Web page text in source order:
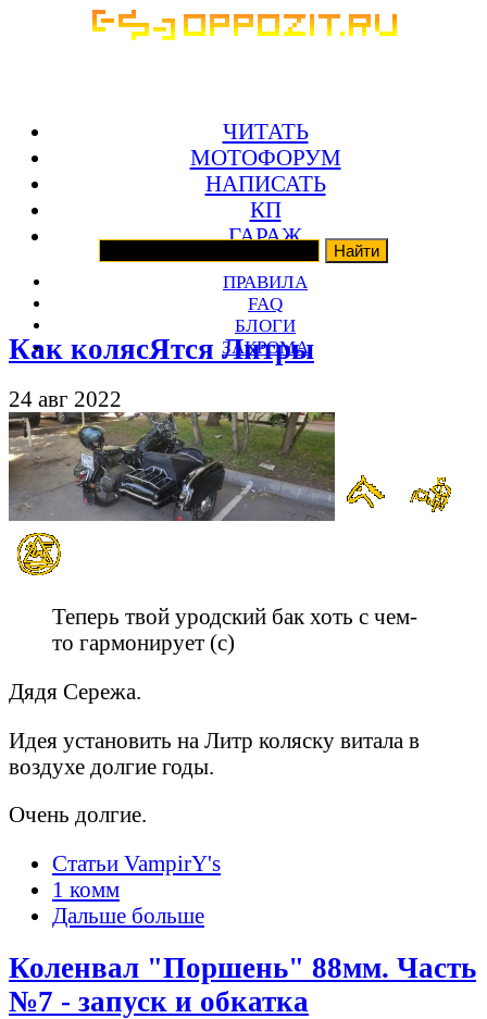
ЧИТАТЬ
МОТОФОРУМ
НАПИСАТЬ
КП
ГАРАЖ
ПРАВИЛА
FAQ
БЛОГИ
ЗАКРОМА
Как колясЯтся Литры
24 авг 2022
Теперь твой уродский бак хоть с чем-
то гармонирует (c)
Дядя Сережа.
Идея установить на Литр коляску витала в
воздухе долгие годы.
Очень долгие.
Статьи VampirY's
1 комм
Дальше больше
Коленвал "Поршень" 88мм. Часть
№7 - запуск и обкатка